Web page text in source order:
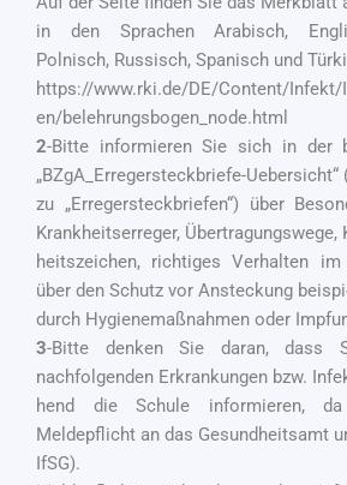
in den Sprachen Arabisch,
Polnisch, Russisch, Spanisch und
https://www.rki.de/DE/Content/Infekt/
en/belehrungsbogen_node.html
2-Bitte informieren Sie sich in der
„BZgA_Erregersteckbriefe-Uebersicht“
zu „Erregersteckbriefen“) über
Krankheitserreger, Übertragungswege,
heitszeichen, richtiges Verhalten
über den Schutz vor Ansteckung
durch Hygienemaßnahmen oder
3-Bitte denken Sie daran, dass
nachfolgenden Erkrankungen bzw.
hend die Schule informieren,
Meldepflicht an das Gesundheitsamt
IfSG).